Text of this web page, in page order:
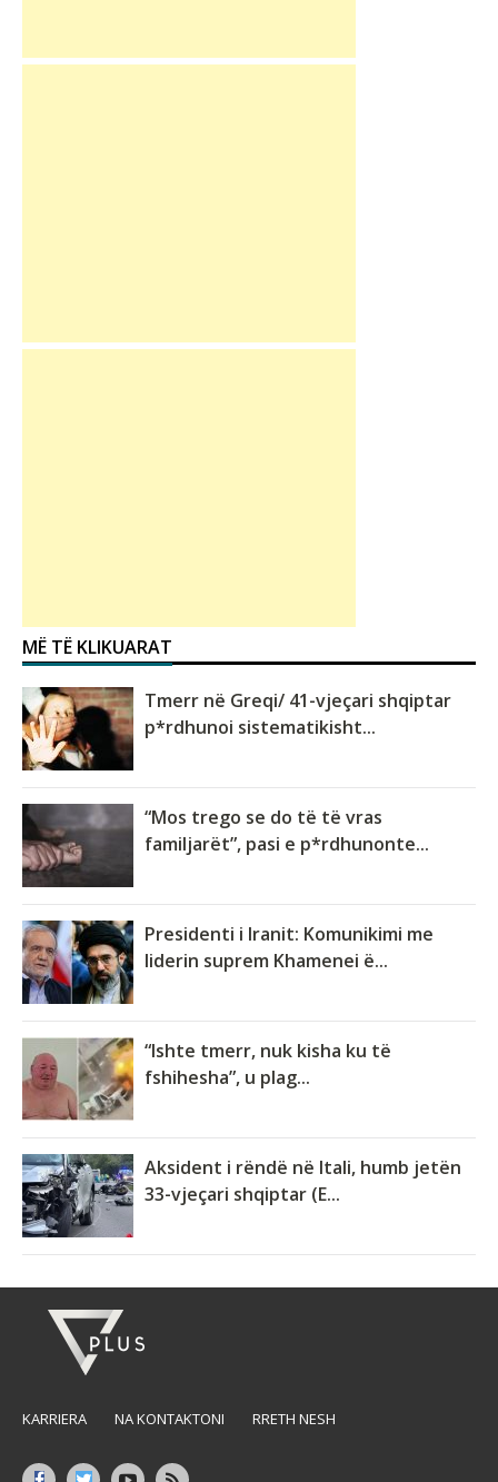
MË TË KLIKUARAT
Tmerr në Greqi/ 41-vjeçari shqiptar
p*rdhunoi sistematikisht...
“Mos trego se do të të vras
familjarët”, pasi e p*rdhunonte...
Presidenti i Iranit: Komunikimi me
liderin suprem Khamenei ë...
“Ishte tmerr, nuk kisha ku të
fshihesha”, u plag...
Aksident i rëndë në Itali, humb jetën
33-vjeçari shqiptar (E...
KARRIERA NA KONTAKTONI RRETH NESH